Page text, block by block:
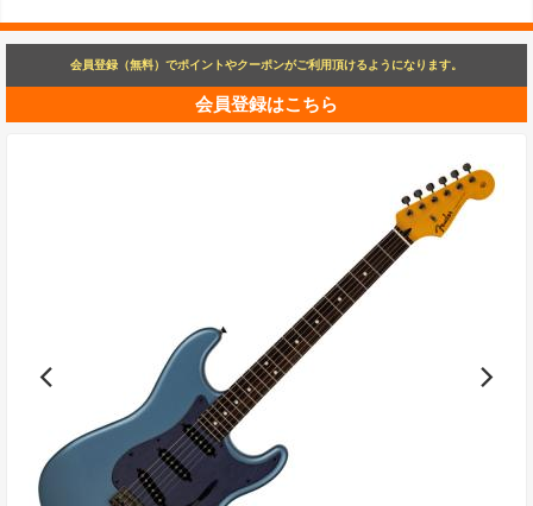
会員登録（無料）でポイントやクーポンがご利用頂けるようになります。
会員登録はこちら